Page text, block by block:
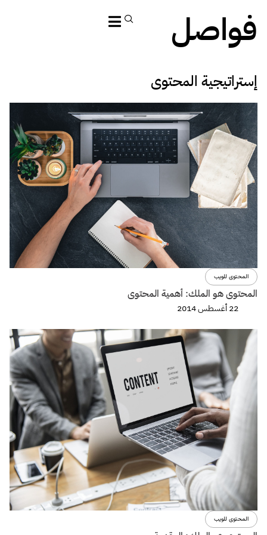
فواصل
إستراتيجية المحتوى
المحتوى للويب
المحتوى هو الملك: أهمية المحتوى
22 أغسطس 2014
المحتوى للويب